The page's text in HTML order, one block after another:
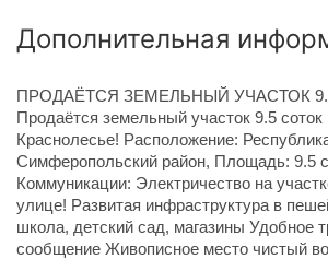
Дополнительная
ПРОДАЁТСЯ ЗЕМЕЛЬНЫЙ УЧАСТОК 9.5
Продаётся земельный участок 9.5 соток
Краснолесье! Расположение:
Симферопольский район, Площадь: 9.5
Коммуникации: Электричество на
улице! Развитая инфраструктура в
школа, детский сад, магазины Удобное
сообщение Живописное место чистый